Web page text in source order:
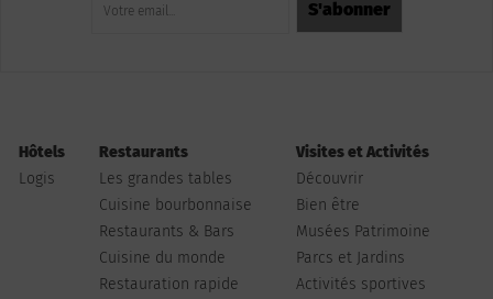
Hôtels
Logis
Restaurants
Les grandes tables
Cuisine bourbonnaise
Restaurants & Bars
Cuisine du monde
Restauration rapide
Visites et Activités
Découvrir
Bien être
Musées Patrimoine
Parcs et Jardins
Activités sportives